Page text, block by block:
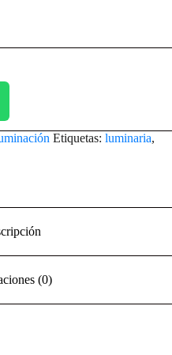
Etiquetas: luminaria,
(0)